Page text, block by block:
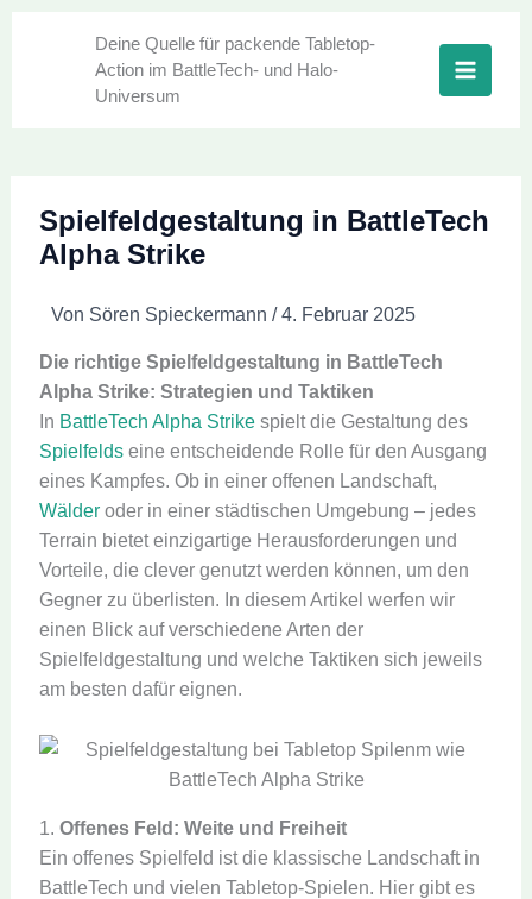
Deine Quelle für packende Tabletop-
Action im BattleTech- und Halo-
Universum
Spielfeldgestaltung in BattleTech
Alpha Strike
Von Sören Spieckermann /4. Februar 2025
Die richtige Spielfeldgestaltung in BattleTech
Alpha Strike: Strategien und Taktiken
In BattleTech Alpha Strikespielt die Gestaltung des
Spielfelds eine entscheidende Rolle für den Ausgang
eines Kampfes. Ob in einer offenen Landschaft,
Wälder oder in einer städtischen Umgebung – jedes
Terrain bietet einzigartige Herausforderungen und
Vorteile, die clever genutzt werden können, um den
Gegner zu überlisten. In diesem Artikel werfen wir
einen Blick auf verschiedene Arten der
Spielfeldgestaltung und welche Taktiken sich jeweils
am besten dafür eignen.
1. Offenes Feld: Weite und Freiheit
Ein offenes Spielfeld ist die klassische Landschaft in
BattleTech und vielen Tabletop-Spielen. Hier gibt es